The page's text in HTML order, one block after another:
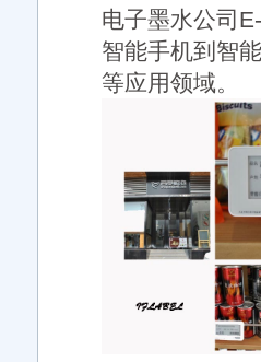
电子墨水公司
智能手机到智
等应用领域。